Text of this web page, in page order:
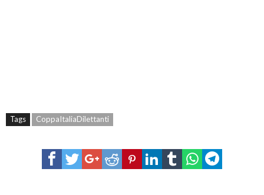
Tags CoppaItaliaDilettanti